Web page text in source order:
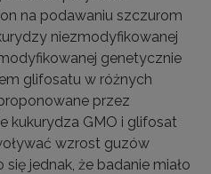
na podawaniu szczurom
niezmodyfikowanej
genetycznie
glifosatu w różnych
przez
kukurydza GMO i glifosat
wzrost guzów
jednak, że badanie miało